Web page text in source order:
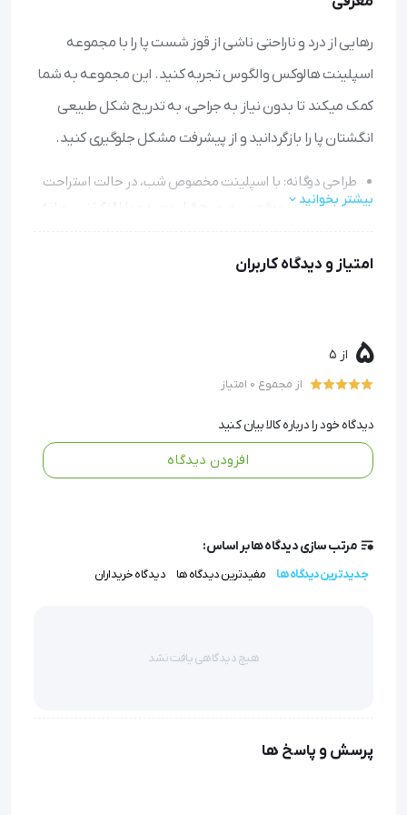
رهایی از درد و ناراحتی ناشی از قوز شست پا را با مجموعه
اسپلینت هالوکس والگوس تجربه کنید. این مجموعه به شما
کمک میکند تا بدون نیاز به جراحی، به تدریج شکل طبیعی
انگشتان پا را بازگردانید و از پیشرفت مشکل جلوگیری کنید.
طراحی دوگانه: با اسپلینت مخصوص شب، در حالت استراحت
شست پا را در موقعیت صحیح قرار دهید و با لاانگشتی روزانه،
کنید.
حفاظت پس از عمل: برای کسانی که جراحی کرده‌اند، این
مجموعه از بازگشت مشکل جلوگیری میکند و روند بهبودی را
انعطاف در سایز: در دو سایز کوچک و بزرگ و برای هر دو پا
محصول در زندگی روزمره بهره ببرید و سلامت پاهای خود را
بیشتر بخوانید
امتیاز و دیدگاه کاربران
5 از 5
از مجموع 0 امتیاز
دیدگاه خود را درباره کالا بیان کنید
افزودن دیدگاه
مرتب سازی دیدگاه ها بر اساس:
جدیدترین دیدگاه ها مفیدترین دیدگاه ها دیدگاه خریداران
هیچ دیدگاهی یافت نشد
پرسش و پاسخ ها